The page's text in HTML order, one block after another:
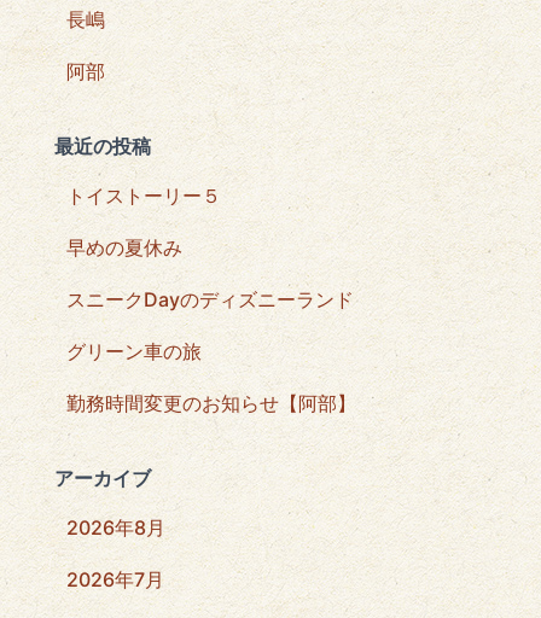
長嶋
阿部
最近の投稿
トイストーリー５
早めの夏休み
スニークDayのディズニーランド
グリーン車の旅
勤務時間変更のお知らせ【阿部】
アーカイブ
2026年8月
2026年7月